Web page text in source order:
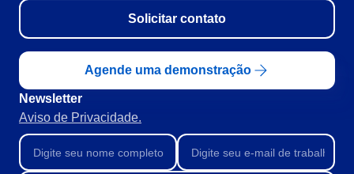
Solicitar contato
Agende uma demonstração
Newsletter
Aviso de Privacidade.